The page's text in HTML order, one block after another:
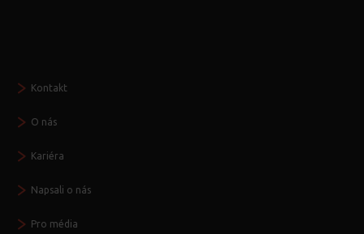
Kontakt
O nás
Kariéra
Napsali o nás
Pro média